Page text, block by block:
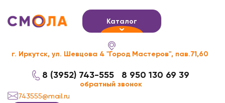
Каталог
г. Иркутск, ул. Шевцова 4 "Город Мастеров", пав.71,60
8 (3952) 743-555 8 950 130 69 39
обратный звонок
743555@mail.ru